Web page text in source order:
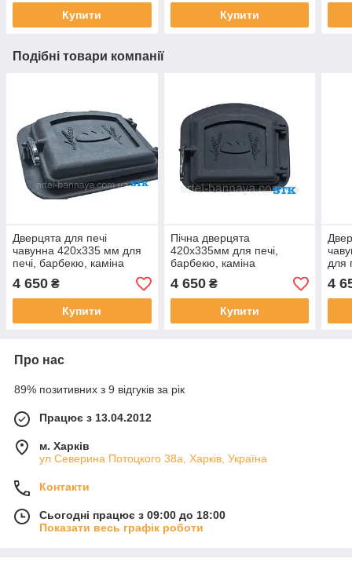
Купити Купити
Подібні товари компанії
Дверцята для печі
чавунна 420х335 мм для
печі, барбекю, каміна
4 650 ₴
Купити
Пічна дверцята
420х335мм для печі,
барбекю, каміна
4 650₴
Купити
для
4
Про нас
89% позитивних з 9 відгуків за рік
Працює з 13.04.2012
м. Харків
ул Северина Потоцкого 38а, Харків, Україна
Контакти
Сьогодні працює з 09:00 до 18:00
Показати весь графік роботи